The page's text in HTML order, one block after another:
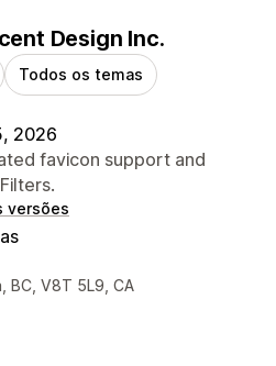
Design Inc.
Todos os temas
2026
favicon support and
versões
do designer
BC, V8T 5L9, CA